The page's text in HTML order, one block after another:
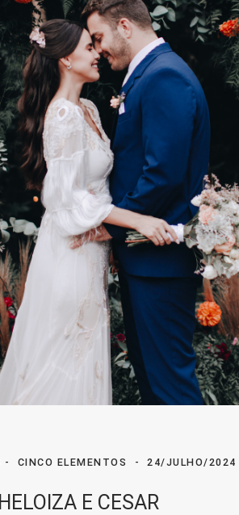
CINCO ELEMENTOS 24/JULHO/2024
HELOIZA E CESAR